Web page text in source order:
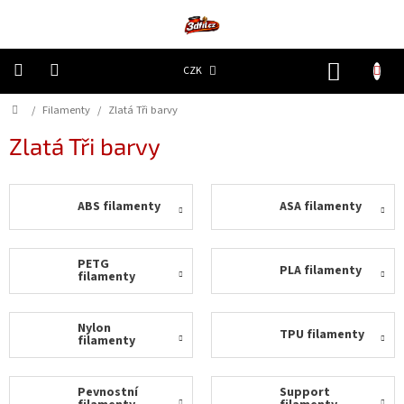
CZK
díly
ceny
Domů
/ Filamenty / Zlatá Tři barvy
Zlatá Tři barvy
ABS filamenty ASA filamenty
PETG
filamenty PLA filamenty
Nylon
filamenty TPU filamenty
Pevnostní Support